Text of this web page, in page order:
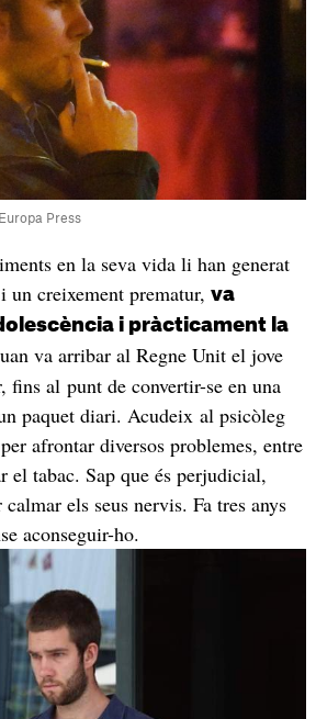
Press
en la seva vida li han generat
un creixement prematur, va
i pràcticament la
va arribar al Regne Unit el jove
fins al punt de convertir-se en una
paquet diari. Acudeix al psicòleg
afrontar diversos problemes, entre
el tabac. Sap que és perjudicial,
els seus nervis. Fa tres anys
aconseguir-ho.